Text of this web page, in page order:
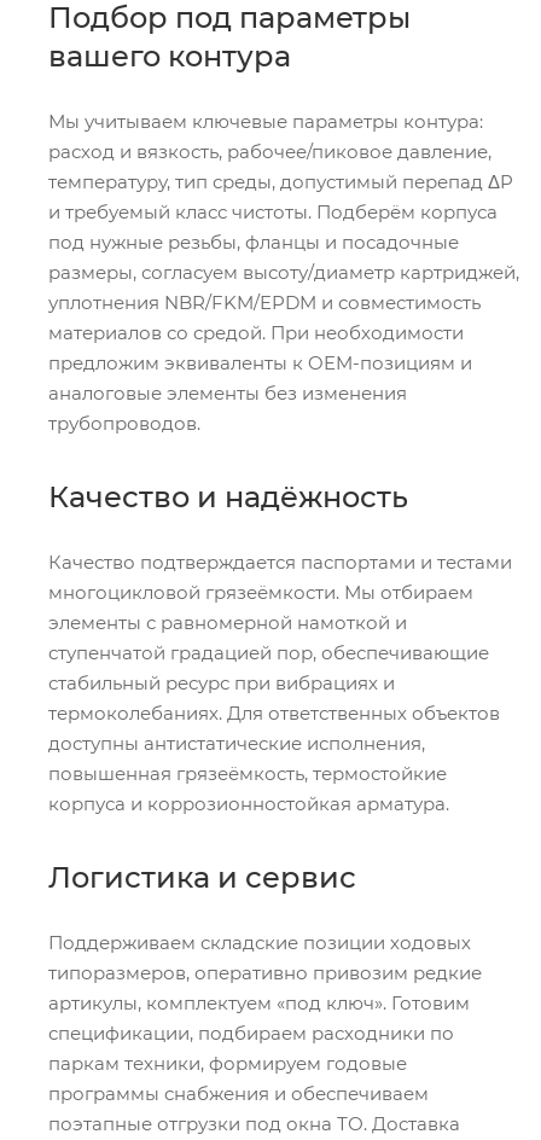
Подбор под параметры
вашего контура
Мы учитываем ключевые параметры контура:
расход и вязкость, рабочее/пиковое давление,
температуру, тип среды, допустимый перепад ΔP
и требуемый класс чистоты. Подберём корпуса
под нужные резьбы, фланцы и посадочные
размеры, согласуем высоту/диаметр картриджей,
уплотнения NBR/FKM/EPDM и совместимость
материалов со средой. При необходимости
предложим эквиваленты к OEM-позициям и
аналоговые элементы без изменения
трубопроводов.
Качество и надёжность
Качество подтверждается паспортами и тестами
многоцикловой грязеёмкости. Мы отбираем
элементы с равномерной намоткой и
ступенчатой градацией пор, обеспечивающие
стабильный ресурс при вибрациях и
термоколебаниях. Для ответственных объектов
доступны антистатические исполнения,
повышенная грязеёмкость, термостойкие
корпуса и коррозионностойкая арматура.
Логистика и сервис
Поддерживаем складские позиции ходовых
типоразмеров, оперативно привозим редкие
артикулы, комплектуем «под ключ». Готовим
спецификации, подбираем расходники по
паркам техники, формируем годовые
программы снабжения и обеспечиваем
поэтапные отгрузки под окна ТО. Доставка